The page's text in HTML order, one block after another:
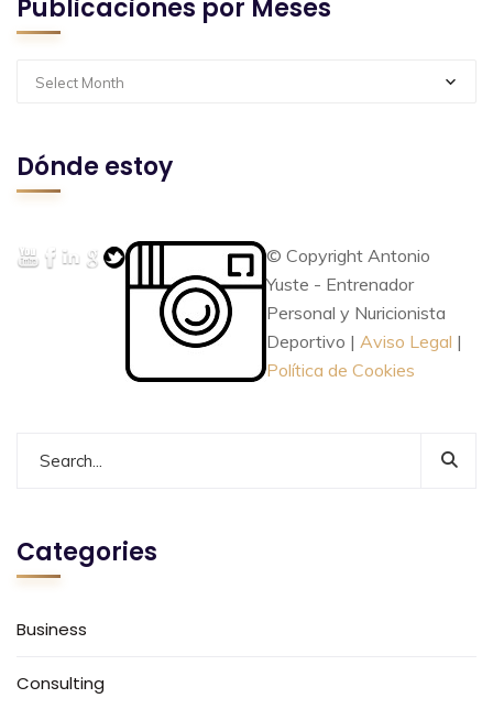
Publicaciones por Meses
Select Month
Dónde estoy
© Copyright Antonio
Yuste - Entrenador
Personal y Nuricionista
Deportivo | Aviso Legal |
Política de Cookies
Categories
Business
Consulting